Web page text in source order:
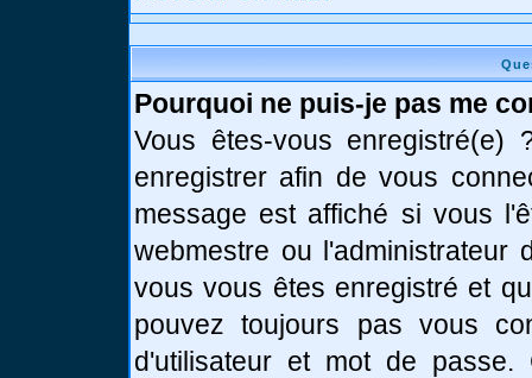
Pourquoi ne puis-je pas me
Vous êtes-vous enregistré(e)
enregistrer afin de vous
message est affiché si vous
webmestre ou l'administrateur
vous vous êtes enregistré et
pouvez toujours pas vous
d'utilisateur et mot de